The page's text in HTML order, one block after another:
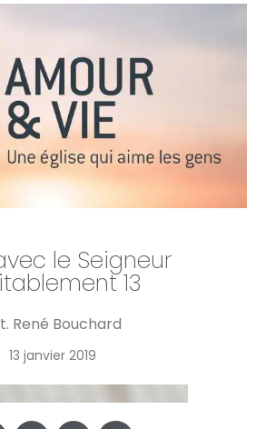
le Seigneur
13
René Bouchard
13 janvier 2019